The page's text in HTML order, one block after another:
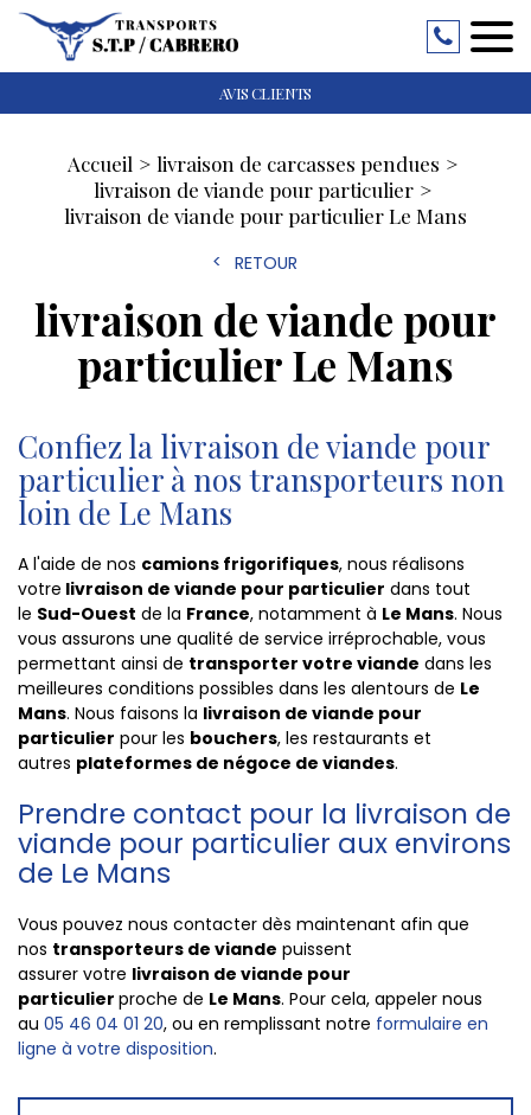
AVIS CLIENTS
Accueil
livraison de carcasses pendues
livraison de viande pour particulier
livraison de viande pour particulier Le Mans
RETOUR
livraison de viande pour
particulier Le Mans
Confiez la livraison de viande pour
particulier à nos transporteurs non
loin de Le Mans
A l'aide de nos camions frigorifiques, nous réalisons
votre livraison de viande pour particulier dans tout
le Sud-Ouest de la France, notamment à Le Mans. Nous
vous assurons une qualité de service irréprochable, vous
permettant ainsi de transporter votre viande dans les
meilleures conditions possibles dans les alentours de Le
Mans. Nous faisons la livraison de viande pour
particulier pour les bouchers, les restaurants et
autres plateformes de négoce de viandes.
Prendre contact pour la livraison de
viande pour particulier aux environs
de Le Mans
Vous pouvez nous contacter dès maintenant afin que
nos transporteurs de viande puissent
assurer votre livraison de viande pour
particulier proche de Le Mans. Pour cela, appeler nous
au 05 46 04 01 20, ou en remplissant notre formulaire en
ligne à votre disposition.